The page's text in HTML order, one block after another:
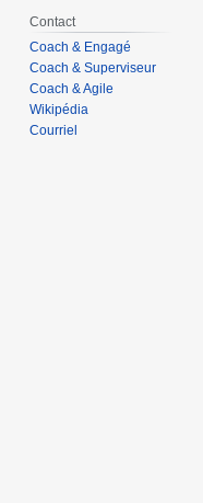
Contact
Coach & Engagé
Coach & Superviseur
Coach & Agile
Wikipédia
Courriel